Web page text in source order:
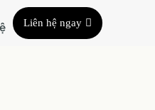
Liên hệ ngay